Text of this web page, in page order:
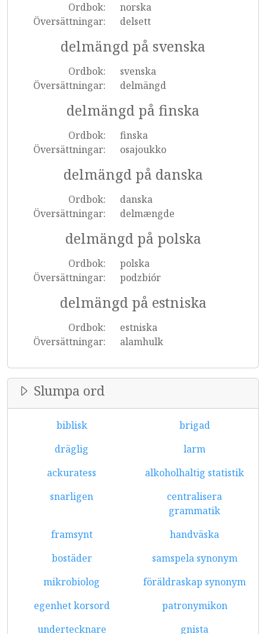
Ordbok:
norska
Översättningar:
delsett
delmängd på svenska
Ordbok:
svenska
Översättningar:
delmängd
delmängd på finska
Ordbok:
finska
Översättningar:
osajoukko
delmängd på danska
Ordbok:
danska
Översättningar:
delmængde
delmängd på polska
Ordbok:
polska
Översättningar:
podzbiór
delmängd på estniska
Ordbok:
estniska
Översättningar:
alamhulk
Slumpa ord
biblisk
brigad
dräglig
larm
ackuratess
alkoholhaltig statistik
snarligen
centralisera
grammatik
framsynt
handväska
bostäder
samspela synonym
mikrobiolog
föräldraskap synonym
egenhet korsord
patronymikon
undertecknare
gnista